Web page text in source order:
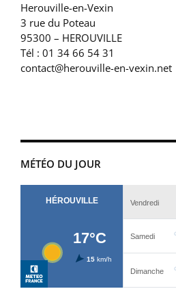
Herouville-en-Vexin
3 rue du Poteau
95300 – HEROUVILLE
Tél : 01 34 66 54 31
contact@herouville-en-vexin.net
MÉTÉO DU JOUR